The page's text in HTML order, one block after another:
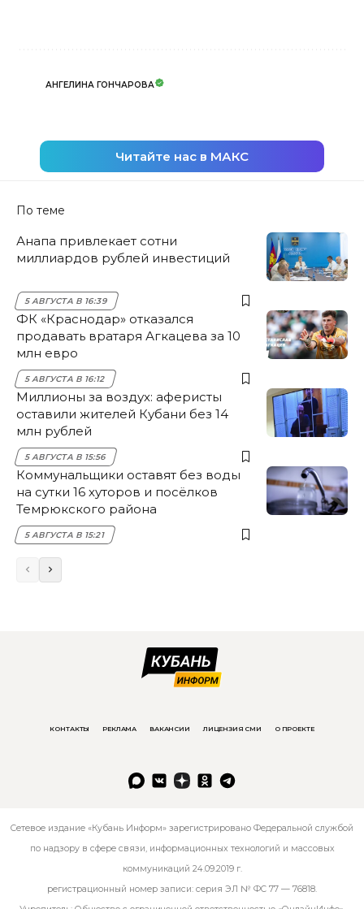
АНГЕЛИНА ГОНЧАРОВА
Читайте нас в МАКС
По теме
Анапа привлекает сотни
миллиардов рублей инвестиций
5 АВГУСТА В 16:39
ФК «Краснодар» отказался
продавать вратаря Агкацева за 10
млн евро
5 АВГУСТА В 16:12
Миллионы за воздух: аферисты
оставили жителей Кубани без 14
млн рублей
5 АВГУСТА В 15:56
Коммунальщики оставят без воды
на сутки 16 хуторов и посёлков
Темрюкского района
5 АВГУСТА В 15:21
КОНТАКТЫ РЕКЛАМА ВАКАНСИИ ЛИЦЕНЗИЯ СМИ О ПРОЕКТЕ
Сетевое издание «Кубань Информ» зарегистрировано Федеральной службой
по надзору в сфере связи, информационных технологий и массовых
коммуникаций 24.09.2019 г.
регистрационный номер записи: серия ЭЛ № ФС 77 — 76818.